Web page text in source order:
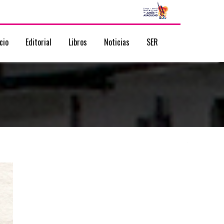
Editorial Libros Noticias SER